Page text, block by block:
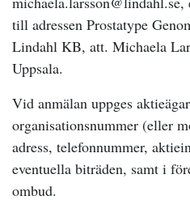
till adressen Prostatype
Lindahl KB, att. Michaela
Uppsala.
Vid anmälan uppges
organisationsnummer (eller
adress, telefonnummer,
eventuella biträden, samt i
ombud.